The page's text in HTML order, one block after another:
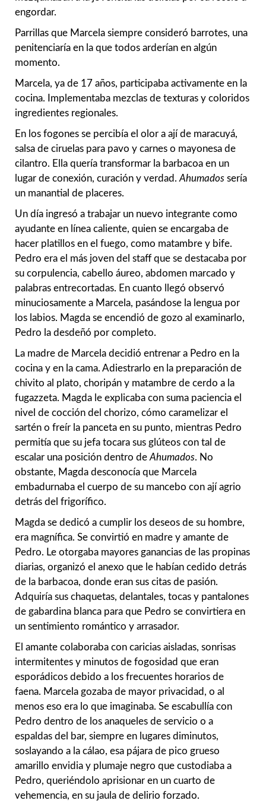
engordar.
Parrillas que Marcela siempre consideró barrotes, una
penitenciaría en la que todos arderían en algún
momento.
Marcela, ya de 17 años, participaba activamente en la
cocina. Implementaba mezclas de texturas y coloridos
ingredientes regionales.
En los fogones se percibía el olor a ají de maracuyá,
salsa de ciruelas para pavo y carnes o mayonesa de
cilantro. Ella quería transformar la barbacoa en un
lugar de conexión, curación y verdad. Ahumados sería
un manantial de placeres.
Un día ingresó a trabajar un nuevo integrante como
ayudante en línea caliente, quien se encargaba de
hacer platillos en el fuego, como matambre y bife.
Pedro era el más joven del staff que se destacaba por
su corpulencia, cabello áureo, abdomen marcado y
palabras entrecortadas. En cuanto llegó observó
minuciosamente a Marcela, pasándose la lengua por
los labios. Magda se encendió de gozo al examinarlo,
Pedro la desdeñó por completo.
La madre de Marcela decidió entrenar a Pedro en la
cocina y en la cama. Adiestrarlo en la preparación de
chivito al plato, choripán y matambre de cerdo a la
fugazzeta. Magda le explicaba con suma paciencia el
nivel de cocción del chorizo, cómo caramelizar el
sartén o freír la panceta en su punto, mientras Pedro
permitía que su jefa tocara sus glúteos con tal de
escalar una posición dentro de Ahumados. No
obstante, Magda desconocía que Marcela
embadurnaba el cuerpo de su mancebo con ají agrio
detrás del frigorífico.
Magda se dedicó a cumplir los deseos de su hombre,
era magnífica. Se convirtió en madre y amante de
Pedro. Le otorgaba mayores ganancias de las propinas
diarias, organizó el anexo que le habían cedido detrás
de la barbacoa, donde eran sus citas de pasión.
Adquiría sus chaquetas, delantales, tocas y pantalones
de gabardina blanca para que Pedro se convirtiera en
un sentimiento romántico y arrasador.
El amante colaboraba con caricias aisladas, sonrisas
intermitentes y minutos de fogosidad que eran
esporádicos debido a los frecuentes horarios de
faena. Marcela gozaba de mayor privacidad, o al
menos eso era lo que imaginaba. Se escabullía con
Pedro dentro de los anaqueles de servicio o a
espaldas del bar, siempre en lugares diminutos,
soslayando a la cálao, esa pájara de pico grueso
amarillo envidia y plumaje negro que custodiaba a
Pedro, queriéndolo aprisionar en un cuarto de
vehemencia, en su jaula de delirio forzado.